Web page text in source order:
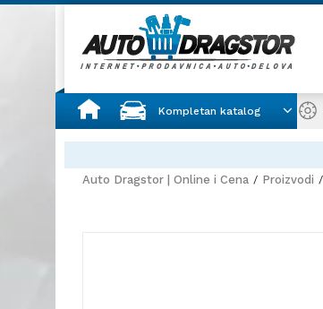
Kompletan katalog
Auto Dragstor | Online i Cena Proizvodi